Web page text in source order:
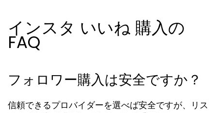
インスタ いいね 購入の
FAQ
フォロワー購入は安全ですか？
信頼できるプロバイダーを選べば安全ですが、リス